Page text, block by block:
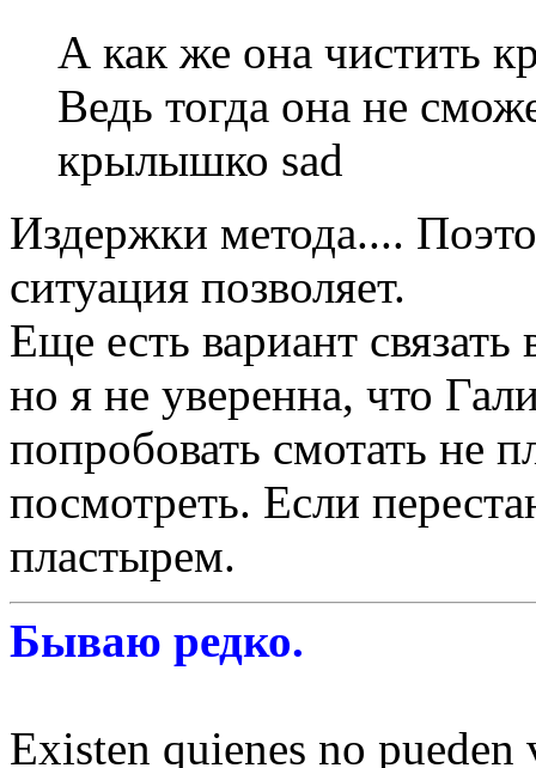
А как же она чистить
Ведь тогда она не
крылышко sad
Издержки метода....
ситуация позволяет.
Еще есть вариант
но я не уверенна, что
попробовать смотать не
посмотреть. Если
пластырем.
Бываю редко.
Existen quienes no